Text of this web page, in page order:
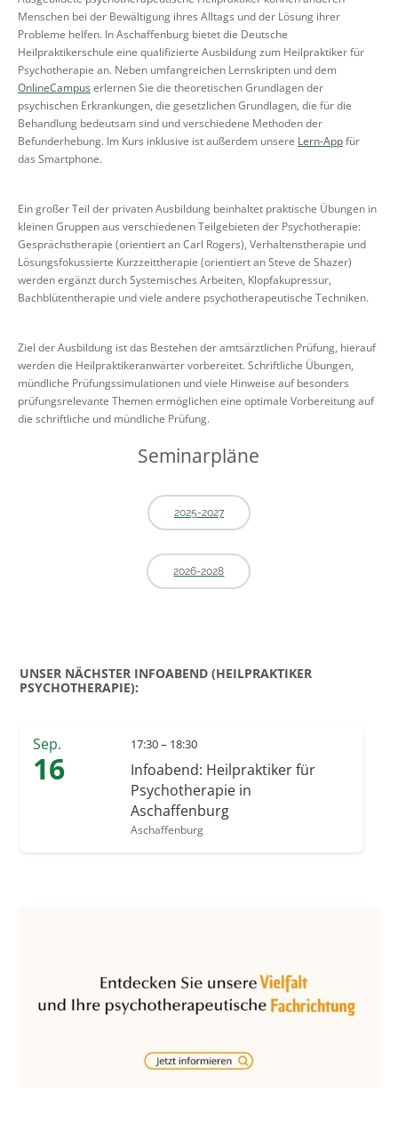
Menschen bei der Bewältigung ihres Alltags und der Lösung ihrer
Probleme helfen. In Aschaffenburg bietet die Deutsche
Heilpraktikerschule eine qualifizierte Ausbildung zum Heilpraktiker für
Psychotherapie an. Neben umfangreichen Lernskripten und dem
OnlineCampus erlernen Sie die theoretischen Grundlagen der
psychischen Erkrankungen, die gesetzlichen Grundlagen, die für die
Behandlung bedeutsam sind und verschiedene Methoden der
Befunderhebung. Im Kurs inklusive ist außerdem unsere Lern-Appfür
das Smartphone.
Ein großer Teil der privaten Ausbildung beinhaltet praktische Übungen in
kleinen Gruppen aus verschiedenen Teilgebieten der Psychotherapie:
Gesprächstherapie (orientiert an Carl Rogers), Verhaltenstherapie und
Lösungsfokussierte Kurzzeittherapie (orientiert an Steve de Shazer)
werden ergänzt durch Systemisches Arbeiten, Klopfakupressur,
Bachblütentherapie und viele andere psychotherapeutische Techniken.
Ziel der Ausbildung ist das Bestehen der amtsärztlichen Prüfung, hierauf
werden die Heilpraktikeranwärter vorbereitet. Schriftliche Übungen,
mündliche Prüfungssimulationen und viele Hinweise auf besonders
prüfungsrelevante Themen ermöglichen eine optimale Vorbereitung auf
die schriftliche und mündliche Prüfung.
Seminarpläne
2025-2027
2026-2028
UNSER NÄCHSTER INFOABEND (HEILPRAKTIKER
PSYCHOTHERAPIE):
Sep.
16
17:30 – 18:30
Infoabend: Heilpraktiker für
Psychotherapie in
Aschaffenburg
Aschaffenburg